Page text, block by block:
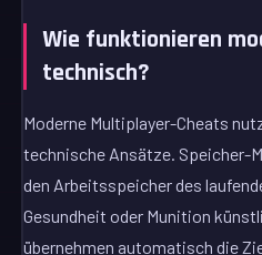
Wie funktionieren
technisch?
Moderne Multiplayer-Cheats
technische Ansätze. Speicher-
den Arbeitsspeicher des
Gesundheit oder Munition
übernehmen automatisch die